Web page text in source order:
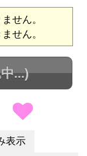
せん。
せん。
...)
表示